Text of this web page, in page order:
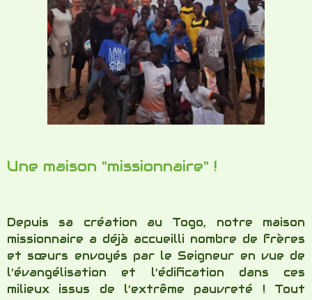
missionnaire a déjà accueilli nombre de frères
et sœurs envoyés par le Seigneur en vue de
l’évangélisation et l’édification dans ces
milieux issus de l’extrême pauvreté ! Tout
récemment Thierry et Sara Arriaga ont passé
un mois complet et ont réalisé un travail
remarquable avec les enfants mais aussi au
enfants ont tellement touché leur cœur que
Marie Pierre est venue à nouveau me rejoindre
pour différents programmes avec les femmes
dans son domaine bien spécifique de
l’alimentation à la lumière de la Parole de Dieu.
Elle s’est aussi beaucoup impliquée dans tous